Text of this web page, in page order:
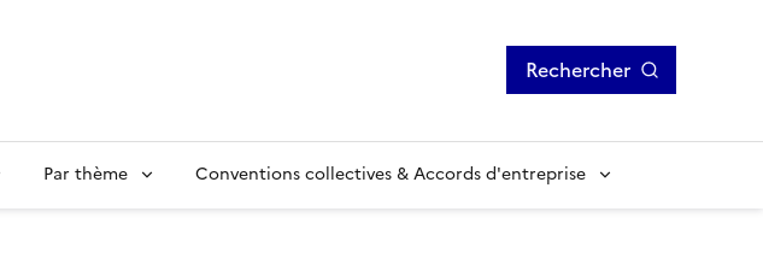
Rechercher
Par thème Conventions collectives & Accords d'entreprise